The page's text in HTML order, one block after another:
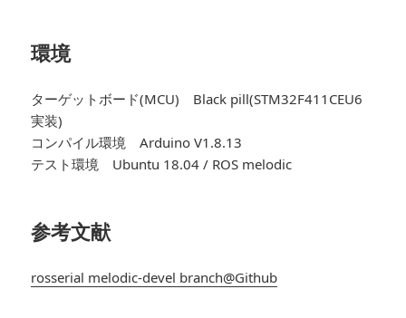
環境
ターゲットボード(MCU) Black pill(STM32F411CEU6
実装)
コンパイル環境 Arduino V1.8.13
テスト環境 Ubuntu 18.04 / ROS melodic
参考文献
rosserial melodic-devel branch@Github